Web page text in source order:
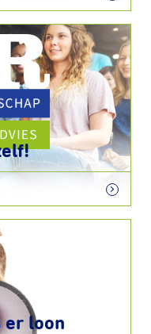
er loon